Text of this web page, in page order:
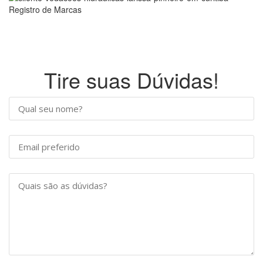
Tire suas Dúvidas!